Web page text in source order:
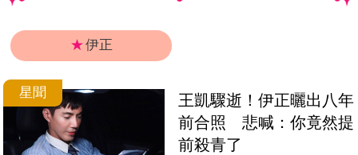
★伊正
星聞
王凱驟逝！伊正曬出八年
前合照　悲喊：你竟然提
前殺青了